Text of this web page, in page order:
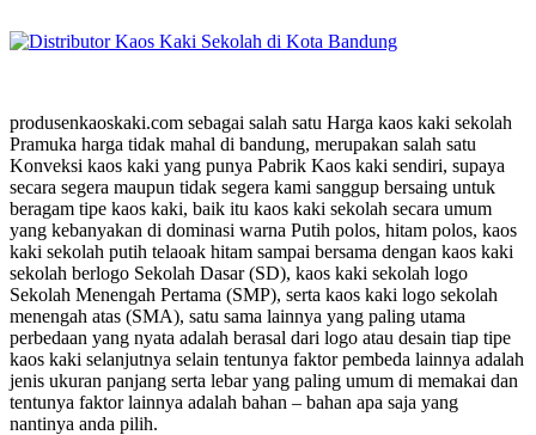
produsenkaoskaki.com sebagai salah satu Harga kaos kaki sekolah
Pramuka harga tidak mahal di bandung, merupakan salah satu
Konveksi kaos kaki yang punya Pabrik Kaos kaki sendiri, supaya
secara segera maupun tidak segera kami sanggup bersaing untuk
beragam tipe kaos kaki, baik itu kaos kaki sekolah secara umum
yang kebanyakan di dominasi warna Putih polos, hitam polos, kaos
kaki sekolah putih telaoak hitam sampai bersama dengan kaos kaki
sekolah berlogo Sekolah Dasar (SD), kaos kaki sekolah logo
Sekolah Menengah Pertama (SMP), serta kaos kaki logo sekolah
menengah atas (SMA), satu sama lainnya yang paling utama
perbedaan yang nyata adalah berasal dari logo atau desain tiap tipe
kaos kaki selanjutnya selain tentunya faktor pembeda lainnya adalah
jenis ukuran panjang serta lebar yang paling umum di memakai dan
tentunya faktor lainnya adalah bahan – bahan apa saja yang
nantinya anda pilih.